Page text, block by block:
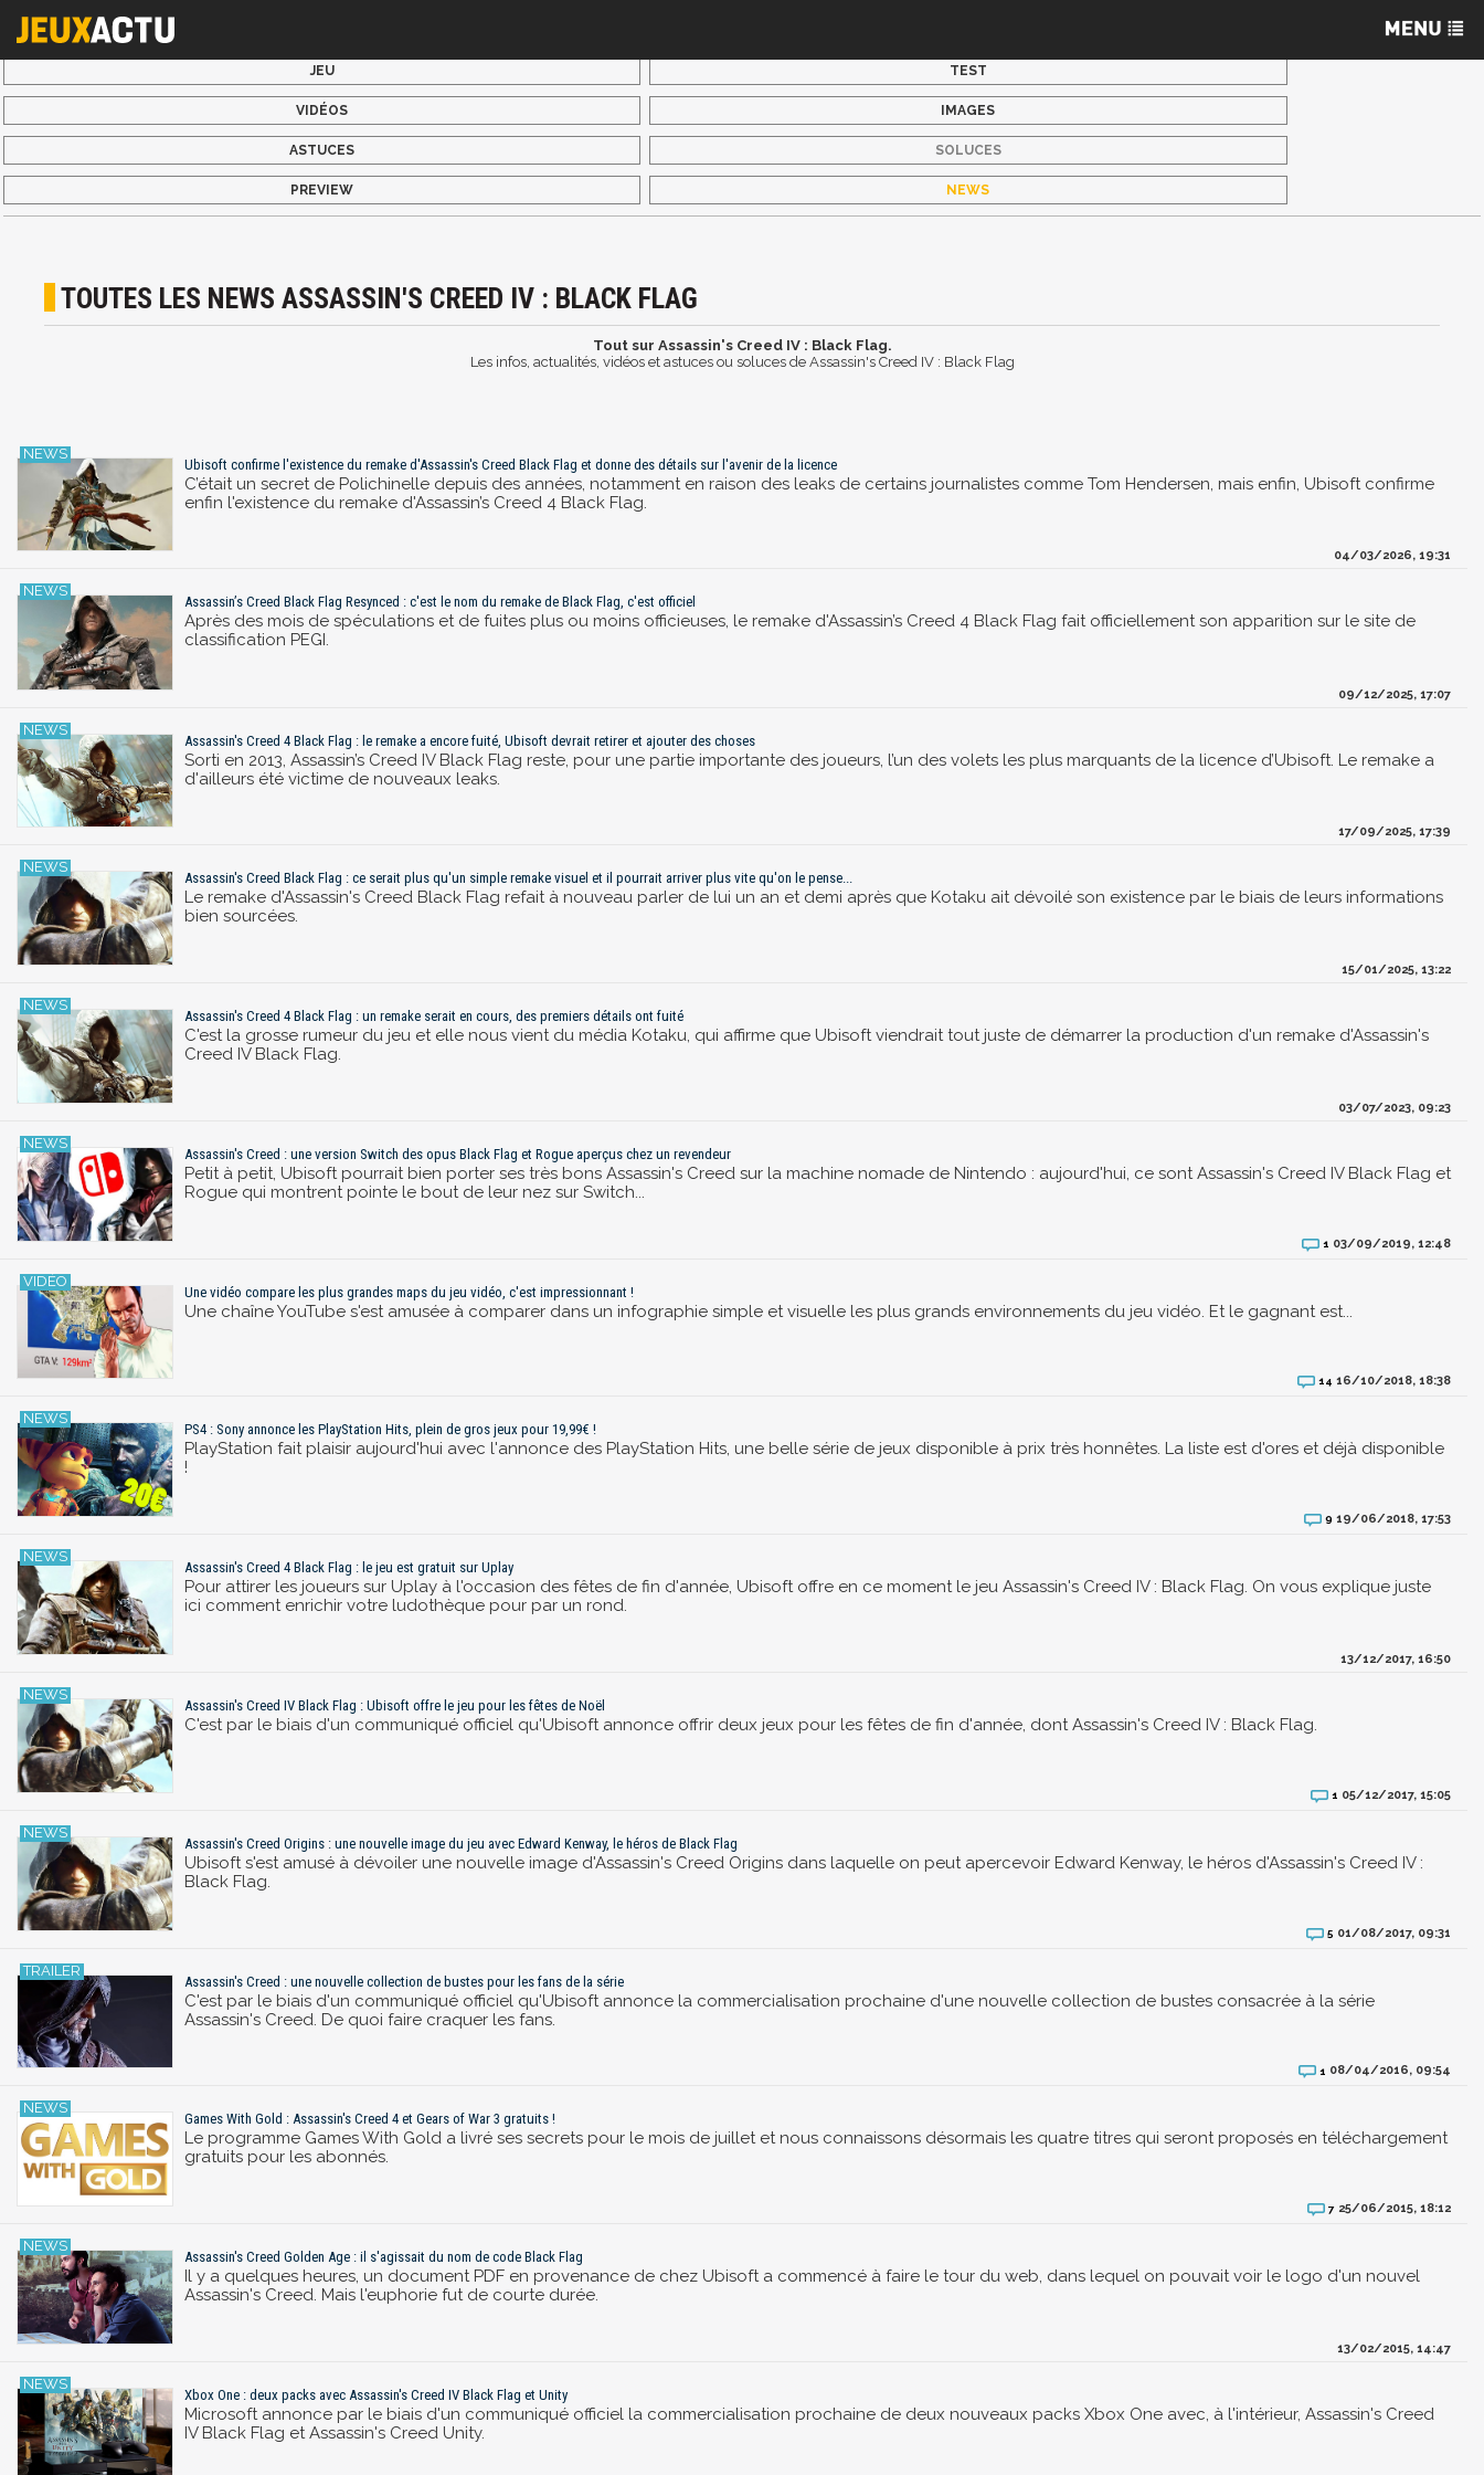
JEU TEST
VIDÉOS IMAGES
ASTUCES SOLUCES
PREVIEW NEWS
TOUTES LES NEWS ASSASSIN'S CREED IV : BLACK FLAG
Tout sur Assassin's Creed IV : Black Flag.
Les infos, actualités, vidéos et astuces ou soluces de Assassin's Creed IV : Black Flag
Ubisoft confirme l'existence du remake d'Assassin's Creed Black Flag et donne des détails sur l'avenir de la licence
C’était un secret de Polichinelle depuis des années, notamment en raison des leaks de certains journalistes comme Tom Hendersen, mais enfin, Ubisoft confirme
enfin l'existence du remake d'Assassin’s Creed 4 Black Flag.
04/03/2026, 19:31
Assassin’s Creed Black Flag Resynced : c'est le nom du remake de Black Flag, c'est officiel
Après des mois de spéculations et de fuites plus ou moins officieuses, le remake d'Assassin’s Creed 4 Black Flag fait officiellement son apparition sur le site de
classification PEGI.
09/12/2025, 17:07
Assassin's Creed 4 Black Flag : le remake a encore fuité, Ubisoft devrait retirer et ajouter des choses
Sorti en 2013, Assassin’s Creed IV Black Flag reste, pour une partie importante des joueurs, l’un des volets les plus marquants de la licence d’Ubisoft. Le remake a
d'ailleurs été victime de nouveaux leaks.
17/09/2025, 17:39
Assassin's Creed Black Flag : ce serait plus qu'un simple remake visuel et il pourrait arriver plus vite qu'on le pense...
Le remake d'Assassin's Creed Black Flag refait à nouveau parler de lui un an et demi après que Kotaku ait dévoilé son existence par le biais de leurs informations
bien sourcées.
15/01/2025, 13:22
Assassin's Creed 4 Black Flag : un remake serait en cours, des premiers détails ont fuité
C'est la grosse rumeur du jeu et elle nous vient du média Kotaku, qui affirme que Ubisoft viendrait tout juste de démarrer la production d'un remake d'Assassin's
Creed IV Black Flag.
03/07/2023, 09:23
Assassin's Creed : une version Switch des opus Black Flag et Rogue aperçus chez un revendeur
Petit à petit, Ubisoft pourrait bien porter ses très bons Assassin's Creed sur la machine nomade de Nintendo : aujourd'hui, ce sont Assassin's Creed IV Black Flag et
Rogue qui montrent pointe le bout de leur nez sur Switch...
1 03/09/2019, 12:48
Une vidéo compare les plus grandes maps du jeu vidéo, c'est impressionnant !
Une chaîne YouTube s'est amusée à comparer dans un infographie simple et visuelle les plus grands environnements du jeu vidéo. Et le gagnant est...
14 16/10/2018, 18:38
PS4 : Sony annonce les PlayStation Hits, plein de gros jeux pour 19,99€ !
PlayStation fait plaisir aujourd'hui avec l'annonce des PlayStation Hits, une belle série de jeux disponible à prix très honnêtes. La liste est d'ores et déjà disponible
!
9 19/06/2018, 17:53
Assassin's Creed 4 Black Flag : le jeu est gratuit sur Uplay
Pour attirer les joueurs sur Uplay à l'occasion des fêtes de fin d'année, Ubisoft offre en ce moment le jeu Assassin's Creed IV : Black Flag. On vous explique juste
ici comment enrichir votre ludothèque pour par un rond.
13/12/2017, 16:50
Assassin's Creed IV Black Flag : Ubisoft offre le jeu pour les fêtes de Noël
C'est par le biais d'un communiqué officiel qu'Ubisoft annonce offrir deux jeux pour les fêtes de fin d'année, dont Assassin's Creed IV : Black Flag.
1 05/12/2017, 15:05
Assassin's Creed Origins : une nouvelle image du jeu avec Edward Kenway, le héros de Black Flag
Ubisoft s'est amusé à dévoiler une nouvelle image d'Assassin's Creed Origins dans laquelle on peut apercevoir Edward Kenway, le héros d'Assassin's Creed IV :
Black Flag.
5 01/08/2017, 09:31
Assassin's Creed : une nouvelle collection de bustes pour les fans de la série
C'est par le biais d'un communiqué officiel qu'Ubisoft annonce la commercialisation prochaine d'une nouvelle collection de bustes consacrée à la série
Assassin's Creed. De quoi faire craquer les fans.
1 08/04/2016, 09:54
Games With Gold : Assassin's Creed 4 et Gears of War 3 gratuits !
Le programme Games With Gold a livré ses secrets pour le mois de juillet et nous connaissons désormais les quatre titres qui seront proposés en téléchargement
gratuits pour les abonnés.
7 25/06/2015, 18:12
Assassin's Creed Golden Age : il s'agissait du nom de code Black Flag
Il y a quelques heures, un document PDF en provenance de chez Ubisoft a commencé à faire le tour du web, dans lequel on pouvait voir le logo d'un nouvel
Assassin's Creed. Mais l'euphorie fut de courte durée.
13/02/2015, 14:47
Xbox One : deux packs avec Assassin's Creed IV Black Flag et Unity
Microsoft annonce par le biais d'un communiqué officiel la commercialisation prochaine de deux nouveaux packs Xbox One avec, à l'intérieur, Assassin's Creed
IV Black Flag et Assassin's Creed Unity.